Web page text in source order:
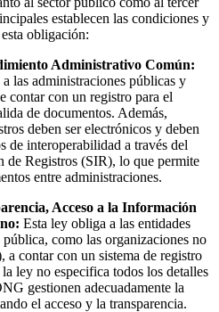
establecen las condiciones y
obligación:
Administrativo Común:
las administraciones públicas y
contar con un registro para el
de documentos. Además,
deben ser electrónicos y deben
de interoperabilidad a través del
de Registros (SIR), lo que permite
entre administraciones.
Acceso a la Información
Esta ley obliga a las entidades
como las organizaciones no
a contar con un sistema de registro
ley no especifica todos los detalles
gestionen adecuadamente la
el acceso y la transparencia.